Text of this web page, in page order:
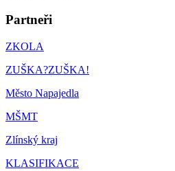
Partneři
ZKOLA
ZUŠKA?ZUŠKA!
Město Napajedla
MŠMT
Zlínský kraj
KLASIFIKACE